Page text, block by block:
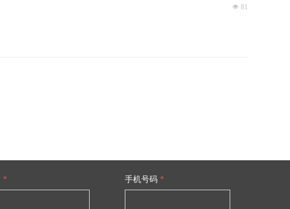
넶 81
* 手机号码 *